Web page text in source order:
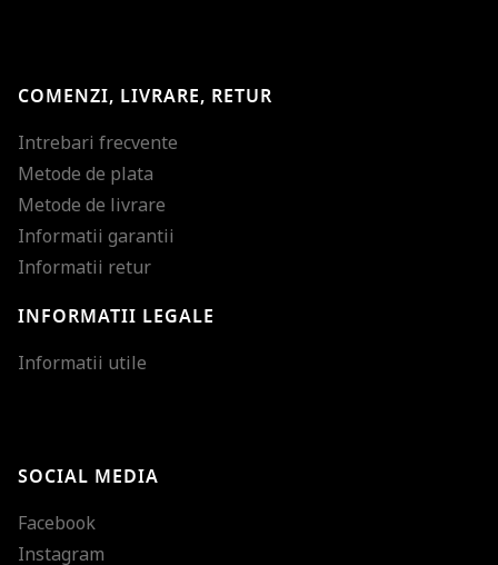
COMENZI, LIVRARE, RETUR
Intrebari frecvente
Metode de plata
Metode de livrare
Informatii garantii
Informatii retur
INFORMATII LEGALE
Informatii utile
SOCIAL MEDIA
Facebook
Instagram